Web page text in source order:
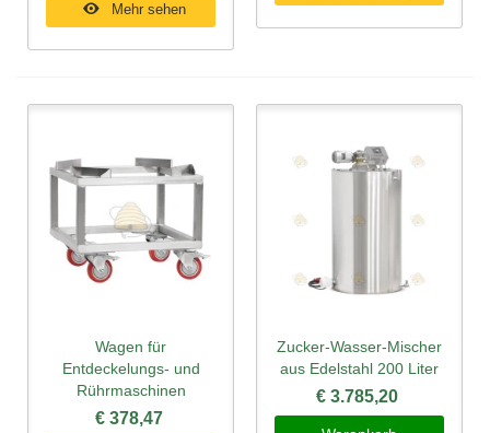
Mehr sehen
Wagen für
Entdeckelungs- und
Rührmaschinen
€ 378,47
Zucker-Wasser-Mischer
aus Edelstahl 200 Liter
€ 3.785,20